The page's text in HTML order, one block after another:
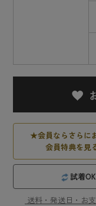
★会員ならさらに
会員特典を見
試着
送料・発送日・お